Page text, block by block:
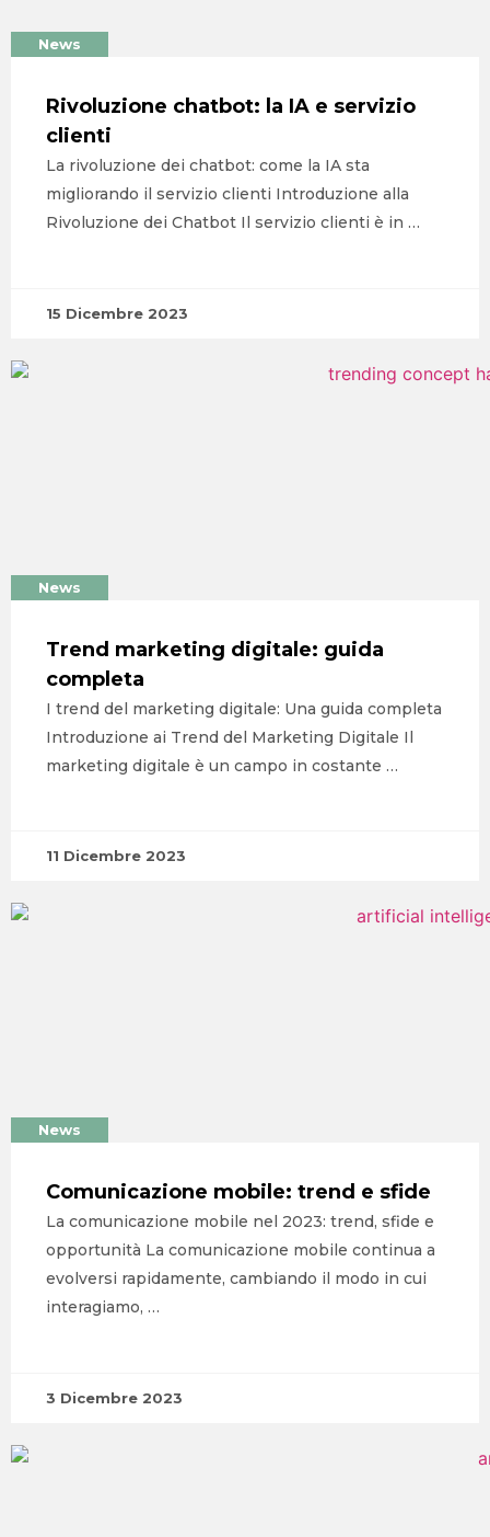
News
Rivoluzione chatbot: la IA e servizio
clienti
La rivoluzione dei chatbot: come la IA sta
migliorando il servizio clienti Introduzione alla
Rivoluzione dei Chatbot Il servizio clienti è in …
15 Dicembre 2023
News
Trend marketing digitale: guida
completa
I trend del marketing digitale: Una guida completa
Introduzione ai Trend del Marketing Digitale Il
marketing digitale è un campo in costante …
11 Dicembre 2023
News
Comunicazione mobile: trend e sfide
La comunicazione mobile nel 2023: trend, sfide e
opportunità​ La comunicazione mobile continua a
evolversi rapidamente, cambiando il modo in cui
interagiamo, …
3 Dicembre 2023
PORTFOLIO